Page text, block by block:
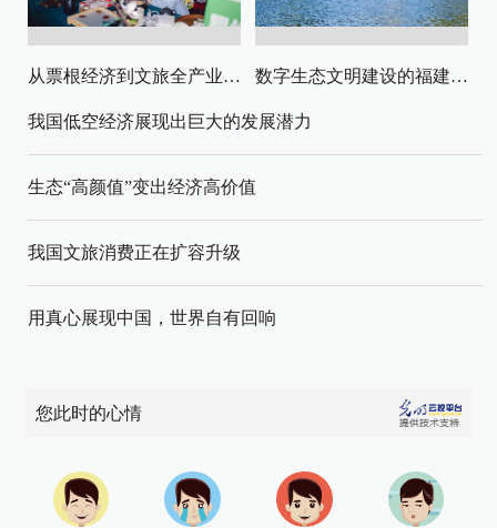
从票根经济到文旅全产业链升级 数字生态文明建设的福建路径与启示
我国低空经济展现出巨大的发展潜力
生态“高颜值”变出经济高价值
我国文旅消费正在扩容升级
用真心展现中国，世界自有回响
您此时的心情